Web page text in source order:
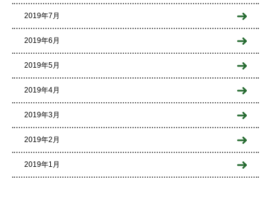
2019年7月
2019年6月
2019年5月
2019年4月
2019年3月
2019年2月
2019年1月